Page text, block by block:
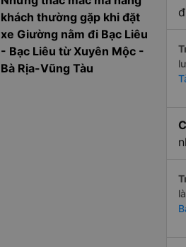
khách thường gặp khi đặt
xe Giường nằm đi Bạc Liêu
- Bạc Liêu từ Xuyên Mộc -
Bà Rịa-Vũng Tàu